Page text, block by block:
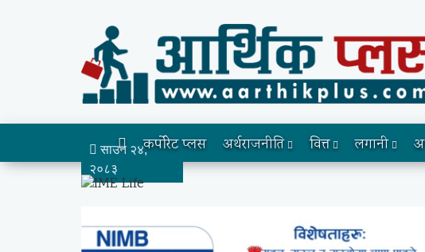
साउन २४,
२०८३
कर्पोरेट प्लस अर्थराजनीति वित्त लगानी